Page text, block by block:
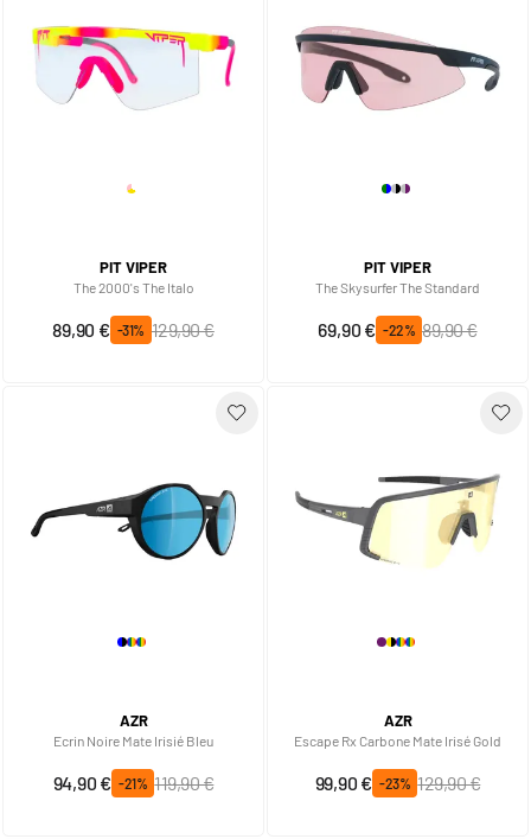
PIT VIPER
The 2000's The Italo
Sonderpreis
89,90 € -31%
Regulärer Preis
129,90 €
PIT VIPER
The Skysurfer The Standard
Sonderpreis
69,90 € -22%
Regulärer Preis
89,90 €
AZR
Ecrin Noire Mate Irisié Bleu
Sonderpreis
94,90 € -21%
Regulärer Preis
119,90 €
AZR
Escape Rx Carbone Mate Irisé Gold
Sonderpreis
99,90 € -23%
Regulärer Preis
129,90 €